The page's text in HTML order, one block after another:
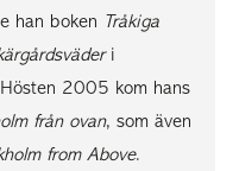
han boken Tråkiga
i
2005 kom hans
från ovan, som även
from Above.